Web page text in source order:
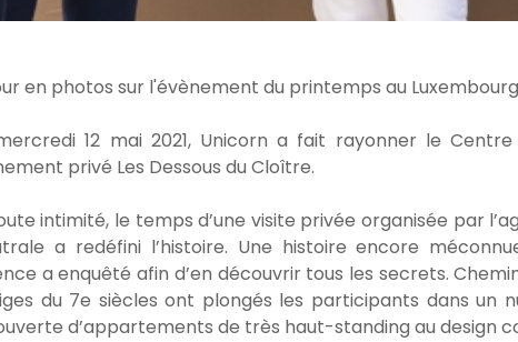
en photos sur l'évènement du printemps au
12 mai 2021, Unicorn a fait rayonner le
privé Les Dessous du Cloître.
intimité, le temps d’une visite privée organisée par
a redéfini l’histoire. Une histoire encore
a enquêté afin d’en découvrir tous les secrets.
du 7e siècles ont plongés les participants dans un
d’appartements de très haut-standing au design